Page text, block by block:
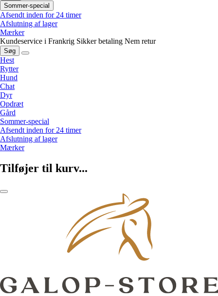
Sommer-special
Afsendt inden for 24 timer
Afslutning af lager
Mærker
Kundeservice i Frankrig Sikker betaling Nem retur
Søg
Hest
Rytter
Hund
Chat
Dyr
Opdræt
Gård
Sommer-special
Afsendt inden for 24 timer
Afslutning af lager
Mærker
Tilføjer til kurv...